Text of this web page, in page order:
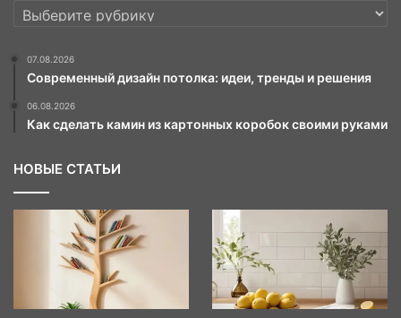
РУБРИКИ
07.08.2026
Современный дизайн потолка: идеи, тренды и решения
06.08.2026
Как сделать камин из картонных коробок своими руками
НОВЫЕ СТАТЬИ